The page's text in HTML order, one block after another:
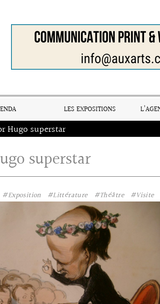
LES EXPOSITIONS
Hugo superstar
superstar
#Exposition #Littérature #Théâtre #Visite